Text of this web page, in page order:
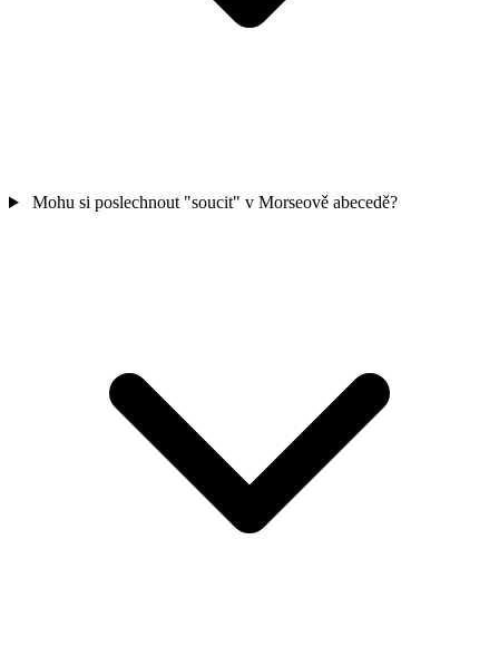
Mohu si poslechnout "soucit" v Morseově abecedě?